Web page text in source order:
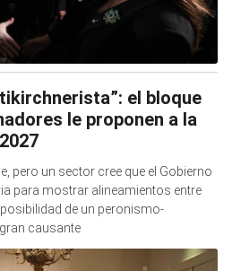
el bloque
le proponen a la
pero un sector cree que el Gobierno
para mostrar alineamientos entre
de un peronismo-
causante